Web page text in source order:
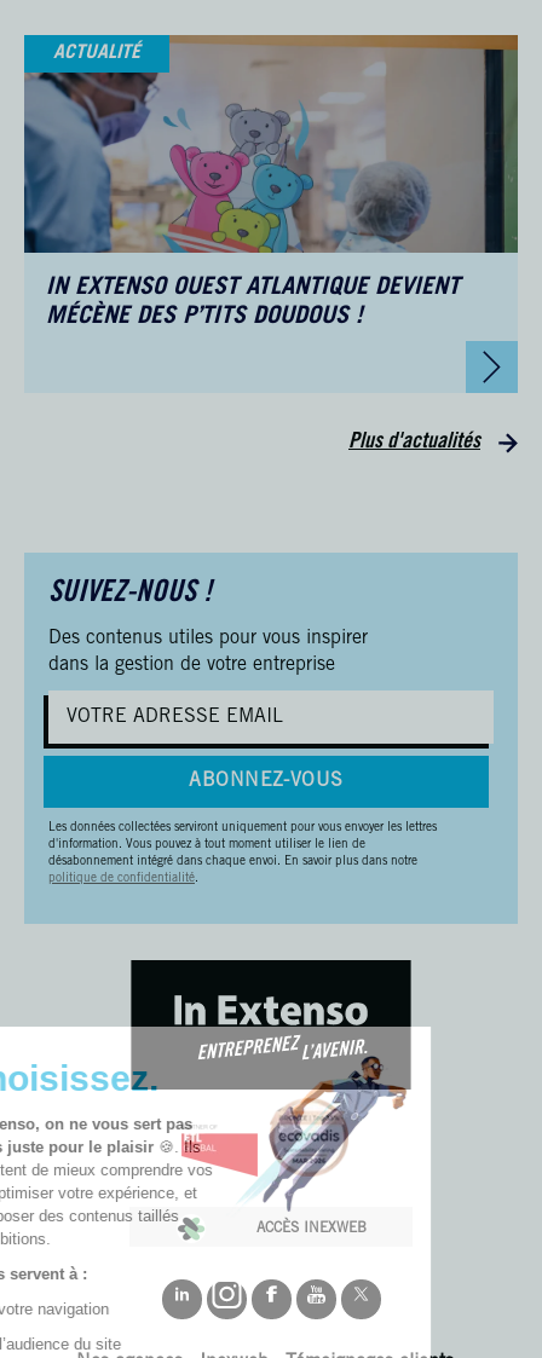
ACTUALITÉ
IN EXTENSO OUEST ATLANTIQUE DEVIENT
MÉCÈNE DES P’TITS DOUDOUS !
Plus d'actualités
SUIVEZ-NOUS !
Des contenus utiles pour vous inspirer
dans la gestion de votre entreprise
ABONNEZ-VOUS
Les données collectées serviront uniquement pour vous envoyer les lettres
d'information. Vous pouvez à tout moment utiliser le lien de
désabonnement intégré dans chaque envoi. En savoir plus dans notre
politique de confidentialité.
ACCÈS INEXWEB
🚀 Choisissez.
Chez In Extenso, on ne vous sert pas
des cookies juste pour le plaisir🍪. Ils
nous permettent de mieux comprendre vos
besoins, d’optimiser votre expérience, et
de vous proposer des contenus taillés
pour vos ambitions.
Nos cookies servent à :
📊 Fluidifier votre navigation
📈 Analyser l’audience du site